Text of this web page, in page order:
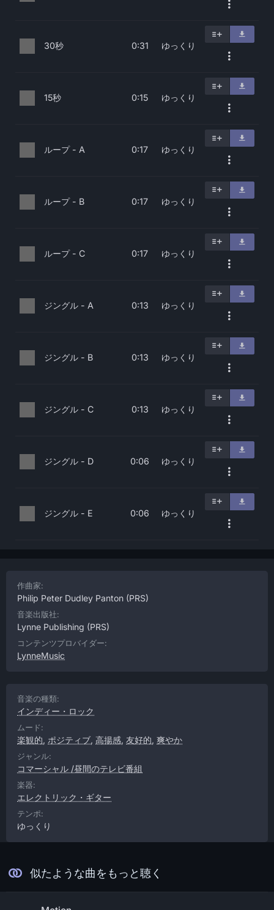
30秒 0:31 ゆっくり
15秒 0:15 ゆっくり
ループ - A 0:17 ゆっくり
ループ - B 0:17 ゆっくり
ループ - C 0:17 ゆっくり
ジングル - A 0:13 ゆっくり
ジングル - B 0:13 ゆっくり
ジングル - C 0:13 ゆっくり
ジングル - D 0:06 ゆっくり
ジングル - E 0:06 ゆっくり
作曲家:
Philip Peter Dudley Panton (PRS)
音楽出版社:
Lynne Publishing (PRS)
コンテンツプロバイダー:
LynneMusic
音楽の種類:
インディー・ロック
ムード:
楽観的, ポジティブ, 高揚感, 友好的, 爽やか
ジャンル:
コマーシャル /昼間のテレビ番組
楽器:
エレクトリック・ギター
テンポ:
ゆっくり
似たような曲をもっと聴く